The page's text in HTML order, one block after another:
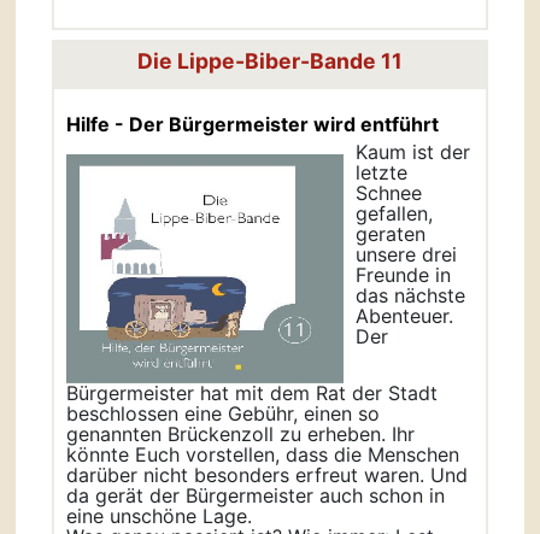
Die Lippe-Biber-Bande 11
Hilfe - Der Bürgermeister wird entführt
Kaum ist der
letzte
Schnee
gefallen,
geraten
unsere drei
Freunde in
das nächste
Abenteuer.
Der
Bürgermeister hat mit dem Rat der Stadt
beschlossen eine Gebühr, einen so
genannten Brückenzoll zu erheben. Ihr
könnte Euch vorstellen, dass die Menschen
darüber nicht besonders erfreut waren. Und
da gerät der Bürgermeister auch schon in
eine unschöne Lage.